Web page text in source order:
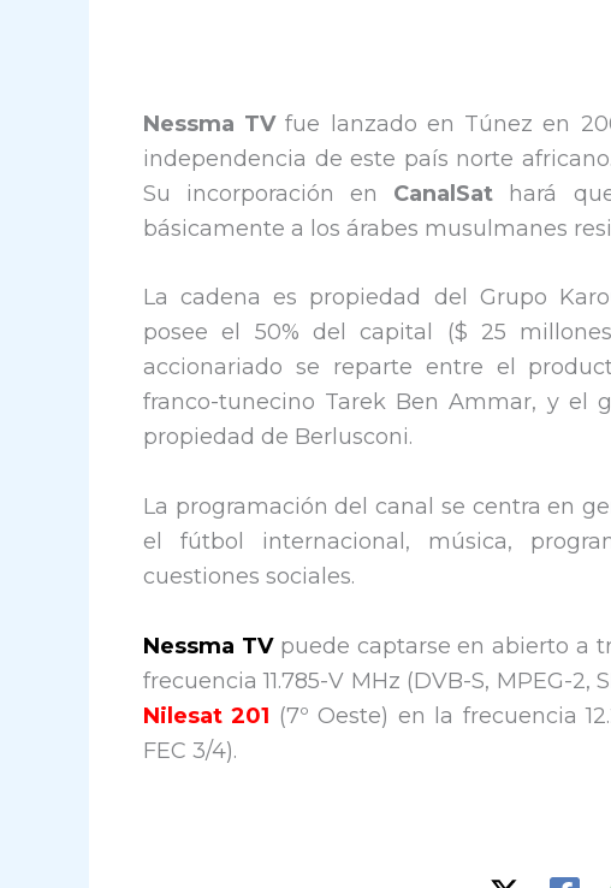
Nessma TVfue lanzado en Túnez en
independencia de este país norte
Su incorporación en CanalSat hará
básicamente a los árabes musulmanes
La cadena es propiedad del Grupo
posee el 50% del capital ($ 25
accionariado se reparte entre el
franco-tunecino Tarek Ben Ammar, y el
propiedad de Berlusconi.
La programación del canal se centra en
el fútbol internacional, música,
cuestiones sociales.
Nessma TVpuede captarse en abierto a
frecuencia 11.785-V MHz (DVB-S, MPEG-
Nilesat 201 (7º Oeste) en la frecuencia
FEC 3/4).